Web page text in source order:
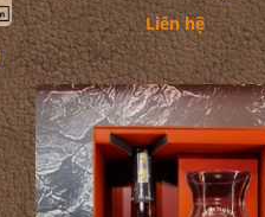
Liên hệ